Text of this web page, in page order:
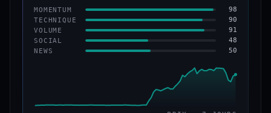
VS ATH
−69,5 % #90
CONFIANCE 61/100
MOMENTUM 98
TECHNIQUE 90
VOLUME 91
SOCIAL 48
NEWS 50